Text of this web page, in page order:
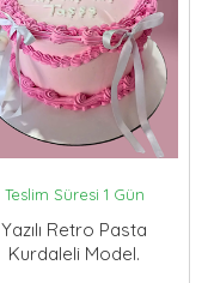
Teslim Süresi 1 Gün
Yazılı Retro Pasta
Kurdaleli Model.